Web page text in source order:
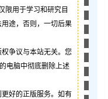
限用于学习和研究目
途，否则，一切后果
争议与本站无关。您
电脑中彻底删除上述
好的正版服务。如有